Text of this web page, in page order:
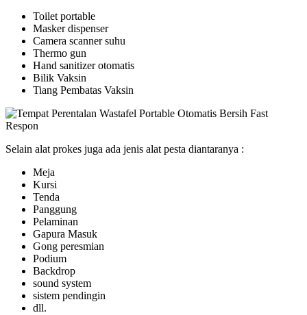
Toilet portable
Masker dispenser
Camera scanner suhu
Thermo gun
Hand sanitizer otomatis
Bilik Vaksin
Tiang Pembatas Vaksin
Selain alat prokes juga ada jenis alat pesta diantaranya :
Meja
Kursi
Tenda
Panggung
Pelaminan
Gapura Masuk
Gong peresmian
Podium
Backdrop
sound system
sistem pendingin
dll.